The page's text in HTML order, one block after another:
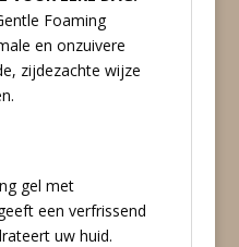
Foaming
en onzuivere
zijdezachte wijze
gel met
een verfrissend
uw huid.